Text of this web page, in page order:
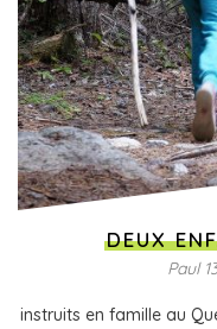
DEUX
Paul
instruits en famille au